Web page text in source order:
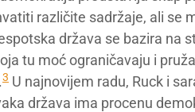
različite sadržaje, ali se
država se bazira na
tu moć ograničavaju i
3 U najnovijem radu, Ruck i
država ima procenu